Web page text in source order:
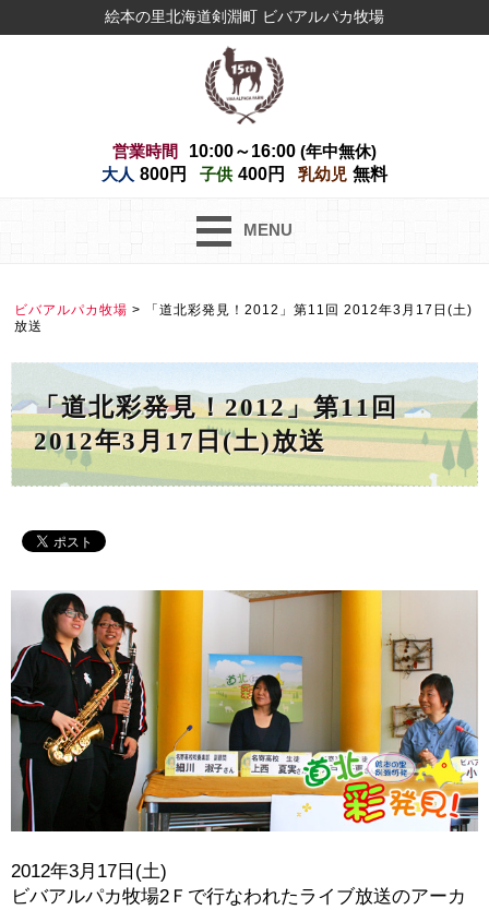
絵本の里北海道剣淵町 ビバアルパカ牧場
営業時間 10:00～16:00 (年中無休)
大人 800円 子供 400円 乳幼児 無料
MENU
ビバアルパカ牧場 >
「道北彩発見！2012」第11回 2012年3月17日(土)
放送
「道北彩発見！2012」第11回
2012年3月17日(土)放送
2012年3月17日(土)
ビバアルパカ牧場2Ｆで行なわれたライブ放送のアーカ